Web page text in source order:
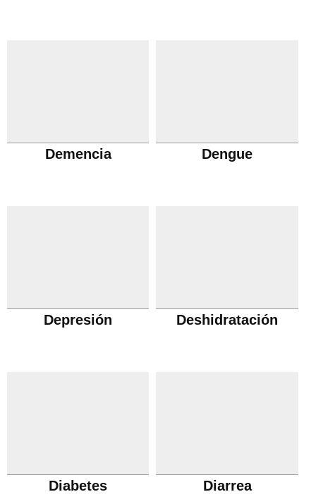
Demencia Dengue
Depresión Deshidratación
Diabetes Diarrea